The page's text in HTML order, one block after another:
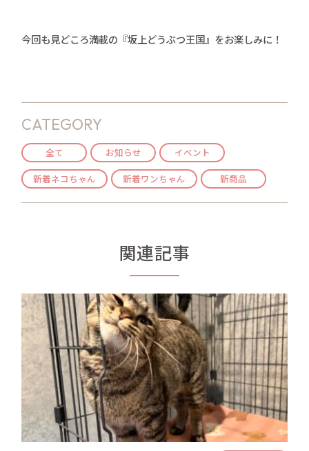
今回も見どころ満載の『坂上どうぶつ王国』をお楽しみに！
CATEGORY
全て お知らせ
イベント
新着ネコちゃん
新着ワンちゃん 新商品
関連記事